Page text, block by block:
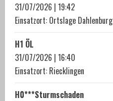
31/07/2026 | 19:42
Einsatzort: Ortslage Dahlenburg
H1 ÖL
31/07/2026 | 16:40
Einsatzort: Riecklingen
H0***Sturmschaden